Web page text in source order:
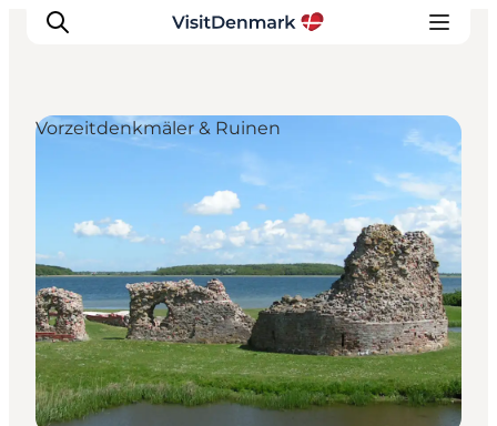
Regionen
Erlebnisse
Unterkünfte
Reiseplanung
Vorzeitdenkmäler & Ruinen